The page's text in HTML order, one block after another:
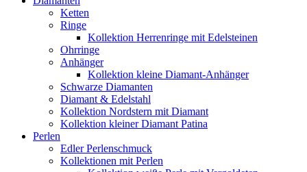
Ketten
Ringe
Kollektion Herrenringe mit Edelsteinen
Ohrringe
Anhänger
Kollektion kleine Diamant-Anhänger
Schwarze Diamanten
Diamant & Edelstahl
Kollektion Nordstern mit Diamant
Kollektion kleiner Diamant Patina
Perlen
Edler Perlenschmuck
Kollektionen mit Perlen